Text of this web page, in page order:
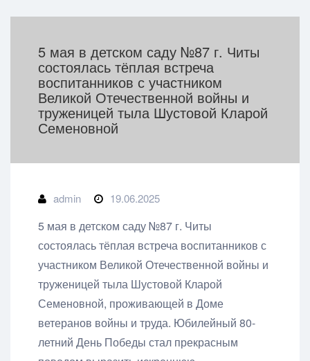
5 мая в детском саду №87 г. Читы
состоялась тёплая встреча
воспитанников с участником
Великой Отечественной войны и
труженицей тыла Шустовой Кларой
Семеновной
admin 19.06.2025
5 мая в детском саду №87 г. Читы
состоялась тёплая встреча воспитанников с
участником Великой Отечественной войны и
труженицей тыла Шустовой Кларой
Семеновной, проживающей в Доме
ветеранов войны и труда. Юбилейный 80-
летний День Победы стал прекрасным